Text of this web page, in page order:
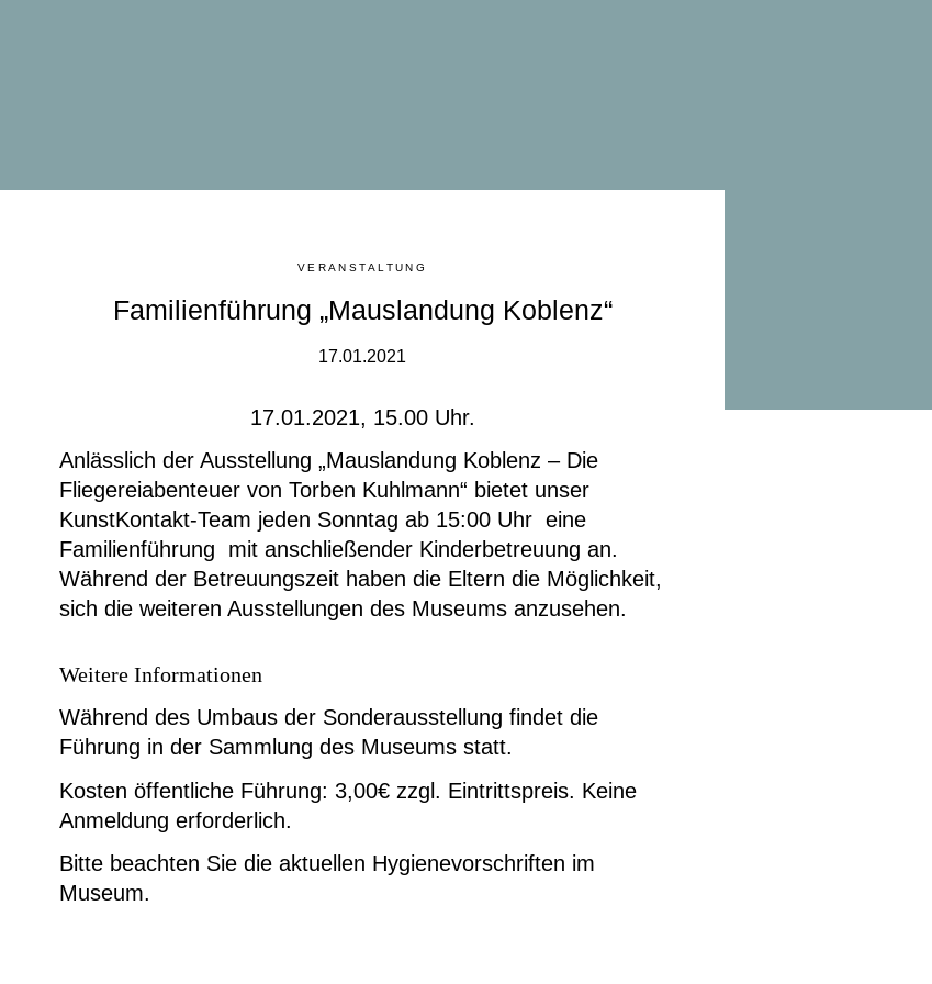
VERANSTALTUNG
Familienführung „Mauslandung Koblenz“
17.01.2021
17.01.2021, 15.00 Uhr.
Anlässlich der Ausstellung „Mauslandung Koblenz – Die
Fliegereiabenteuer von Torben Kuhlmann“ bietet unser
KunstKontakt-Team jeden Sonntag ab 15:00 Uhr eine
Familienführung mit anschließender Kinderbetreuung an.
Während der Betreuungszeit haben die Eltern die Möglichkeit,
sich die weiteren Ausstellungen des Museums anzusehen.
Weitere Informationen
Während des Umbaus der Sonderausstellung findet die
Führung in der Sammlung des Museums statt.
Kosten öffentliche Führung: 3,00€ zzgl. Eintrittspreis. Keine
Anmeldung erforderlich.
Bitte beachten Sie die aktuellen Hygienevorschriften im
Museum.